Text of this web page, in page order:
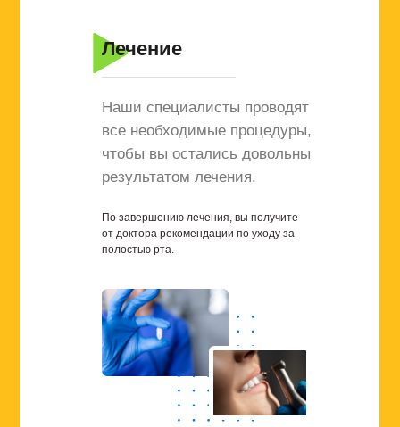
Наши специалисты проводят
все необходимые процедуры,
чтобы вы остались довольны
результатом лечения.
Лечение
По завершению лечения, вы получите
от доктора рекомендации по уходу за
полостью рта.